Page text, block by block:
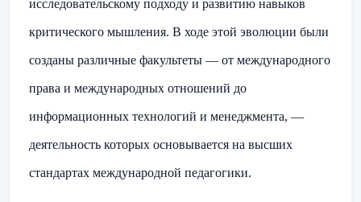
исследовательскому подходу и развитию навыков
критического мышления. В ходе этой эволюции были
созданы различные факультеты — от международного
права и международных отношений до
информационных технологий и менеджмента, —
деятельность которых основывается на высших
стандартах международной педагогики.